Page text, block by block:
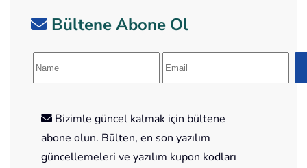
Bültene Abone Ol
Bizimle güncel kalmak için bültene
abone olun. Bülten, en son yazılım
güncellemeleri ve yazılım kupon kodları